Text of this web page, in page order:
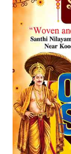
Get In Touch